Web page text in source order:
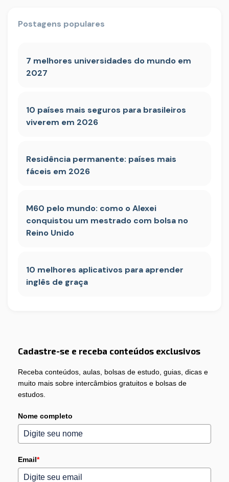
Postagens populares
7 melhores universidades do mundo em
2027
10 países mais seguros para brasileiros
viverem em 2026
Residência permanente: países mais
fáceis em 2026
M60 pelo mundo: como o Alexei
conquistou um mestrado com bolsa no
Reino Unido
10 melhores aplicativos para aprender
inglês de graça
Cadastre-se e receba conteúdos exclusivos
Receba conteúdos, aulas, bolsas de estudo, guias, dicas e
muito mais sobre intercâmbios gratuitos e bolsas de
estudos.
Nome completo
Email*